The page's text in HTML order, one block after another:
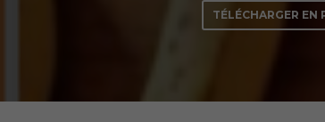
TÉLÉCHARGER EN